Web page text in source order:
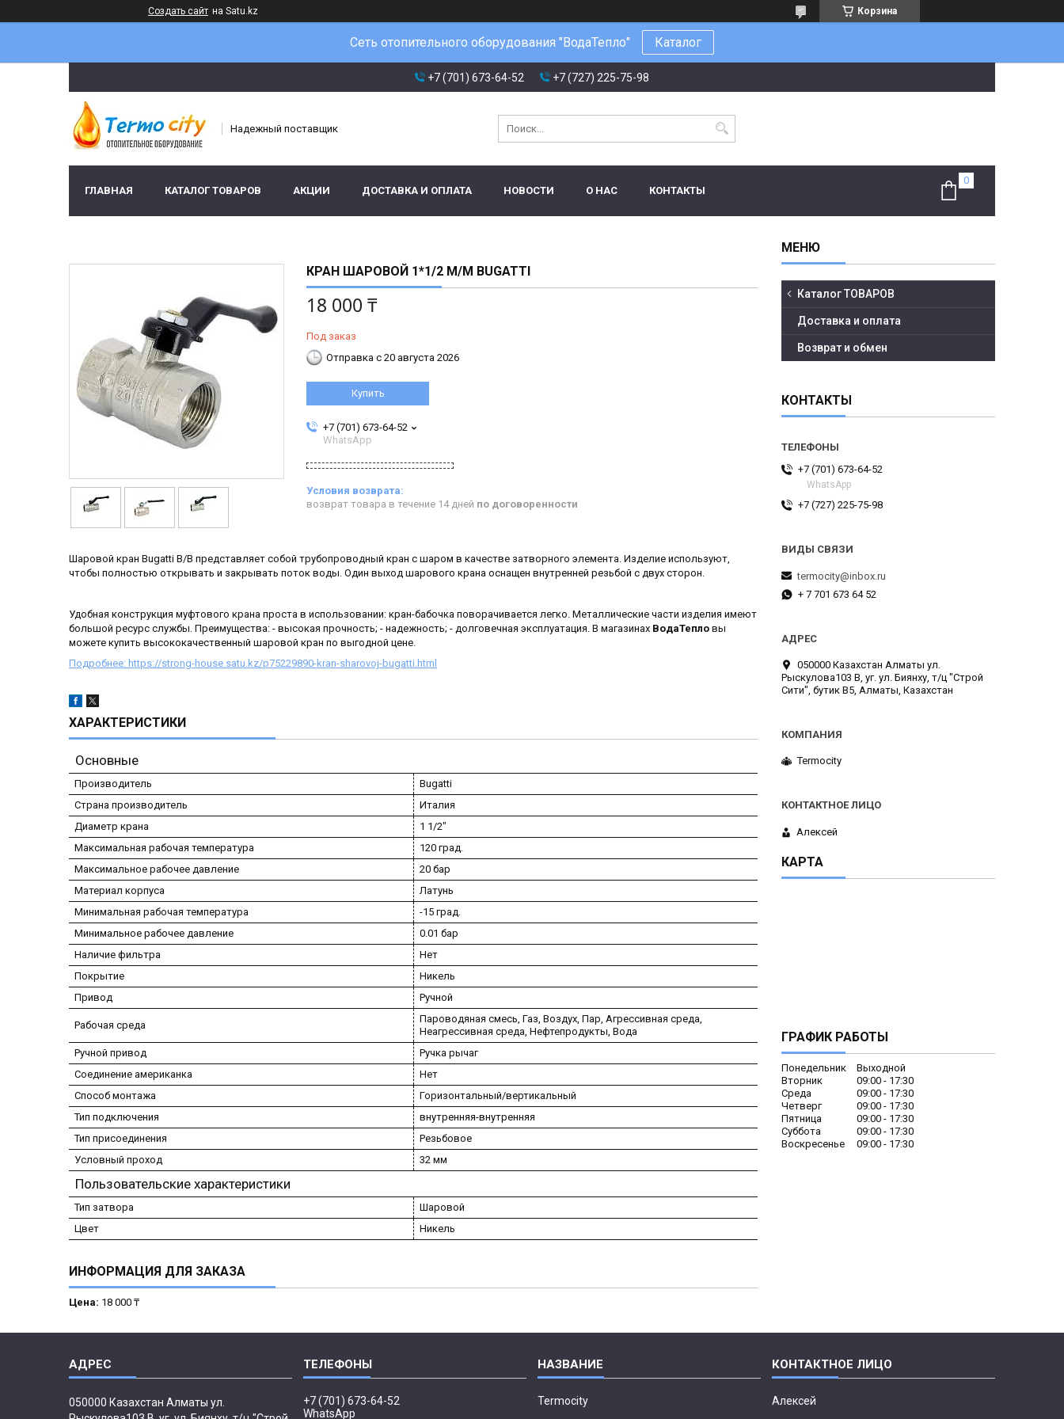
Создать сайт на Satu.kz Корзина
Сеть отопительного оборудования "ВодаТепло" Каталог
+7 (701) 673-64-52 +7 (727) 225-75-98
Надежный поставщик
ГЛАВНАЯ КАТАЛОГ ТОВАРОВ АКЦИИ ДОСТАВКА И ОПЛАТА НОВОСТИ О НАС КОНТАКТЫ
КРАН ШАРОВОЙ 1*1/2 М/М BUGATTI
18 000 ₸
Под заказ
Отправка с 20 августа 2026
Купить
+7 (701) 673-64-52
WhatsApp
возврат товара в течение 14 дней по договоренности
Шаровой кран Bugatti B/В представляет собой трубопроводный кран с шаром в качестве затворного элемента. Изделие используют,
чтобы полностью открывать и закрывать поток воды. Один выход шарового крана оснащен внутренней резьбой с двух сторон.
Удобная конструкция муфтового крана проста в использовании: кран-бабочка поворачивается легко. Металлические части изделия имеют
большой ресурс службы. Преимущества: - высокая прочность; - надежность; - долговечная эксплуатация. В магазинах ВодаТепло вы
можете купить высококачественный шаровой кран по выгодной цене.
Подробнее: https://strong-house.satu.kz/p75229890-kran-sharovoj-bugatti.html
ХАРАКТЕРИСТИКИ
Основные
Производитель
Bugatti
Страна производитель
Италия
Диаметр крана
1 1/2"
Максимальная рабочая температура
120 град.
Максимальное рабочее давление
20 бар
Материал корпуса
Латунь
Минимальная рабочая температура
-15 град.
Минимальное рабочее давление
0.01 бар
Наличие фильтра
Нет
Покрытие
Никель
Привод
Ручной
Рабочая среда
Пароводяная смесь, Газ, Воздух, Пар, Агрессивная среда,
Неагрессивная среда, Нефтепродукты, Вода
Ручной привод
Ручка рычаг
Соединение американка
Нет
Способ монтажа
Горизонтальный/вертикальный
Тип подключения
внутренняя-внутренняя
Тип присоединения
Резьбовое
Условный проход
32 мм
Пользовательские характеристики
Тип затвора
Шаровой
Цвет
Никель
ИНФОРМАЦИЯ ДЛЯ ЗАКАЗА
Цена: 18 000 ₸
Каталог ТОВАРОВ
Доставка и оплата
Возврат и обмен
КОНТАКТЫ
+7 (701) 673-64-52
WhatsApp
+7 (727) 225-75-98
termocity@inbox.ru
+ 7 701 673 64 52
050000 Казахстан Алматы ул.
Рыскулова103 В, уг. ул. Биянху, т/ц "Строй
Сити", бутик В5, Алматы, Казахстан
Termocity
Алексей
КАРТА
ГРАФИК РАБОТЫ
Понедельник
Выходной
Вторник
09:00
17:30
Среда
09:00
17:30
Четверг
09:00
17:30
Пятница
09:00
17:30
Суббота
09:00
17:30
Воскресенье
09:00 17:30
050000 Казахстан Алматы ул.
+7 (701) 673-64-52
WhatsApp
Termocity Алексей